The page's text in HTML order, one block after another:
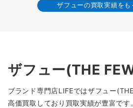
ザフューの買取実績をも
ザフュー(THE
ブランド専門店LIFEではザフュー
高価買取しており買取実績が豊富です